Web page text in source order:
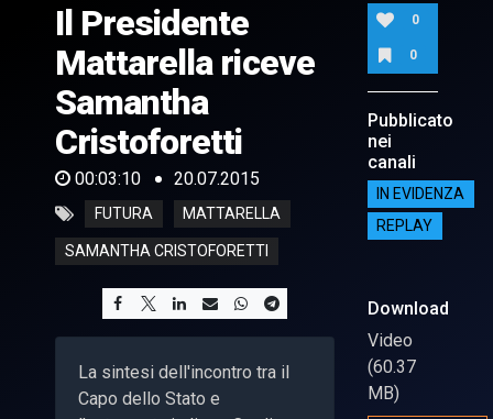
10
seconds
Il Presidente
Mattarella riceve
Samantha
Cristoforetti
00:03:10 20.07.2015
FUTURA MATTARELLA
SAMANTHA CRISTOFORETTI
La sintesi dell'incontro tra il
Capo dello Stato e
0
0
Pubblicato
nei
canali
IN EVIDENZA
REPLAY
Download
Video
(60.37
MB)